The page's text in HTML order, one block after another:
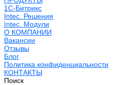
1С-Битрикс
Intec. Решения
Intec. Модули
О КОМПАНИИ
Вакансии
Отзывы
Блог
Политика конфиденциальности
КОНТАКТЫ
Поиск